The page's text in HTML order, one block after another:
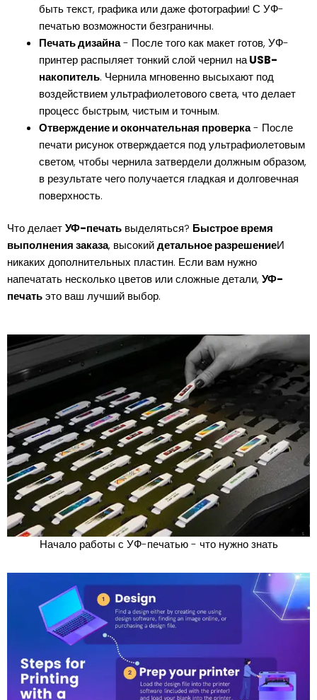
быть текст, графика или даже фотографии! С УФ-
печатью возможности безграничны.
Печать дизайна- После того как макет готов, УФ-
принтер распыляет тонкий слой чернил наUSB-
накопитель. Чернила мгновенно высыхают под
воздействием ультрафиолетового света, что делает
процесс быстрым, чистым и точным.
Отверждение и окончательная проверка- После
печати рисунок отверждается под ультрафиолетовым
светом, чтобы чернила затвердели должным образом,
в результате чего получается гладкая и долговечная
поверхность.
Что делаетУФ-печать выделяться? Быстрое время
выполнения заказа, высокийдетальное разрешениеИ
никаких дополнительных пластин. Если вам нужно
напечатать несколько цветов или сложные детали, УФ-
печатьэто ваш лучший выбор.
Начало работы с УФ-печатью - что нужно знать